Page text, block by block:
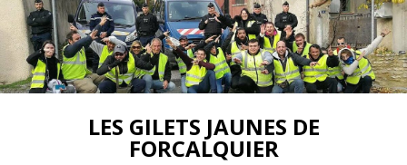
LES GILETS JAUNES DE
FORCALQUIER